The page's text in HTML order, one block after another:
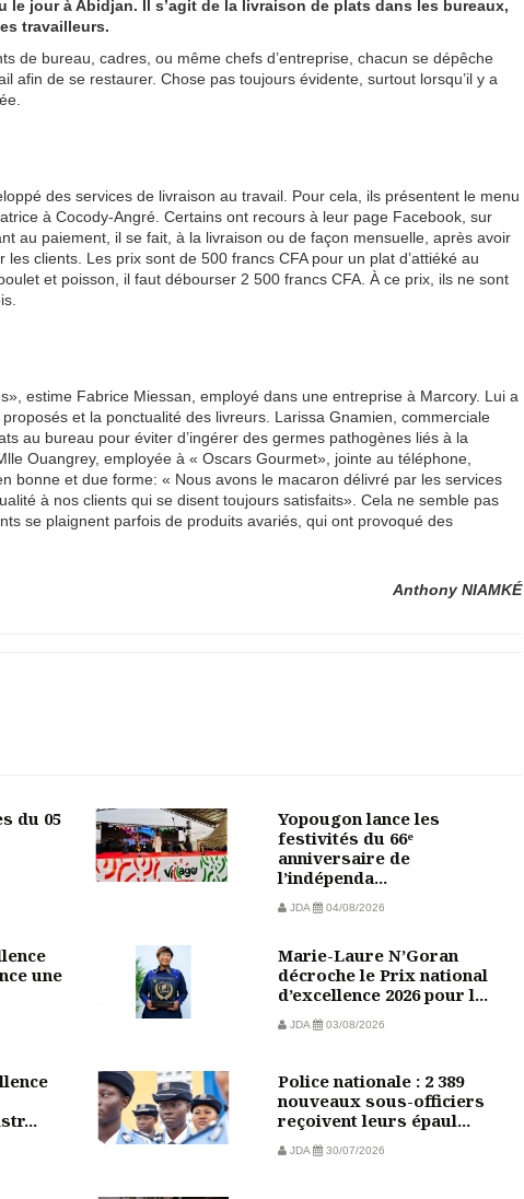
jour à Abidjan. Il s’agit de la livraison de plats dans les bureaux,
travailleurs.
de bureau, cadres, ou même chefs d’entreprise, chacun se dépêche
afin de se restaurer. Chose pas toujours évidente, surtout lorsqu’il y a
des services de livraison au travail. Pour cela, ils présentent le menu
à Cocody-Angré. Certains ont recours à leur page Facebook, sur
au paiement, il se fait, à la livraison ou de façon mensuelle, après avoir
clients. Les prix sont de 500 francs CFA pour un plat d’attiéké au
et poisson, il faut débourser 2 500 francs CFA. À ce prix, ils ne sont
estime Fabrice Miessan, employé dans une entreprise à Marcory. Lui a
et la ponctualité des livreurs. Larissa Gnamien, commerciale
au bureau pour éviter d’ingérer des germes pathogènes liés à la
Ouangrey, employée à « Oscars Gourmet», jointe au téléphone,
bonne et due forme: « Nous avons le macaron délivré par les services
à nos clients qui se disent toujours satisfaits». Cela ne semble pas
se plaignent parfois de produits avariés, qui ont provoqué des
Anthony NIAMKÉ
du 05
Yopougon lance les
festivités du 66ᵉ
anniversaire de
l’indépenda...
JDA 04/08/2026
une
Marie-Laure N’Goran
décroche le Prix national
d’excellence 2026 pour l...
JDA 03/08/2026
Police nationale : 2 389
nouveaux sous-officiers
reçoivent leurs épaul...
JDA 30/07/2026